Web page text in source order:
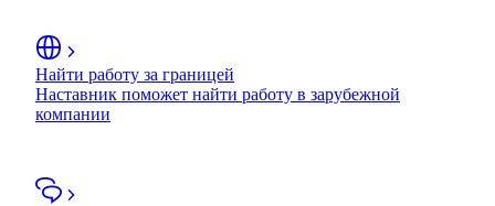
Найти работу за границей
Наставник поможет найти работу в зарубежной
компании